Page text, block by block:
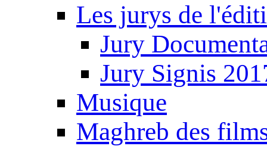
Les jurys de
Jury
Jury Signis
Musique
Maghreb des